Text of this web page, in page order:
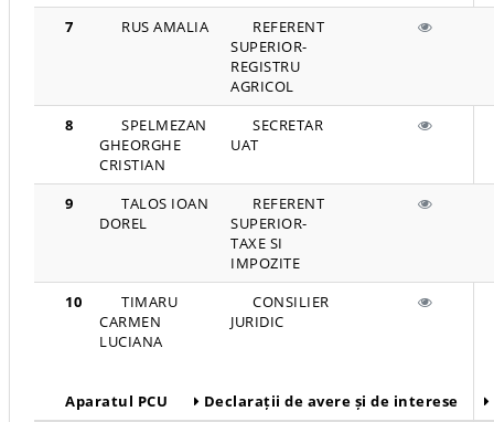
7
RUS AMALIA
REFERENT
SUPERIOR-
REGISTRU
AGRICOL
8
SPELMEZAN
GHEORGHE
CRISTIAN
SECRETAR
UAT
9
TALOS IOAN
DOREL
REFERENT
SUPERIOR-
TAXE SI
IMPOZITE
10
TIMARU
CARMEN
LUCIANA
CONSILIER
JURIDIC
Aparatul PCU Declarații de avere și de interese